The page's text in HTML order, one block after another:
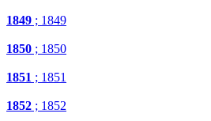
1849 ; 1849
1850 ; 1850
1851 ; 1851
1852 ; 1852